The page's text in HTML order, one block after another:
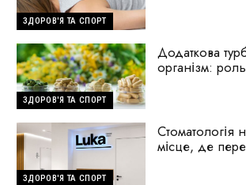
ЗДОРОВ'Я ТА СПОРТ
ЗДОРОВ'Я ТА СПОРТ
Додаткова
організм:
ЗДОРОВ'Я ТА СПОРТ
Стоматологія
місце, де